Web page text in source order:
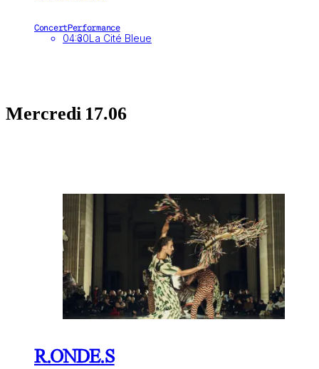
ConcertPerformance
04:30La Cité Bleue
17.06
Mercredi
R.ONDE.S